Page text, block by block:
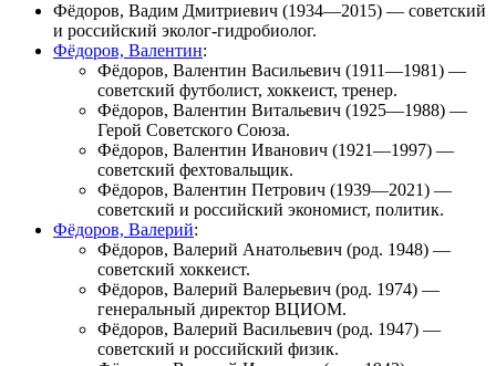
Фёдоров, Вадим Дмитриевич (1934—2015) — советский
и российский эколог-гидробиолог.
Фёдоров, Валентин:
Фёдоров, Валентин Васильевич (1911—1981) —
советский футболист, хоккеист, тренер.
Фёдоров, Валентин Витальевич (1925—1988) —
Герой Советского Союза.
Фёдоров, Валентин Иванович (1921—1997) —
советский фехтовальщик.
Фёдоров, Валентин Петрович (1939—2021) —
советский и российский экономист, политик.
Фёдоров, Валерий:
Фёдоров, Валерий Анатольевич (род. 1948) —
советский хоккеист.
Фёдоров, Валерий Валерьевич (род. 1974) —
генеральный директор ВЦИОМ.
Фёдоров, Валерий Васильевич (род. 1947) —
советский и российский физик.